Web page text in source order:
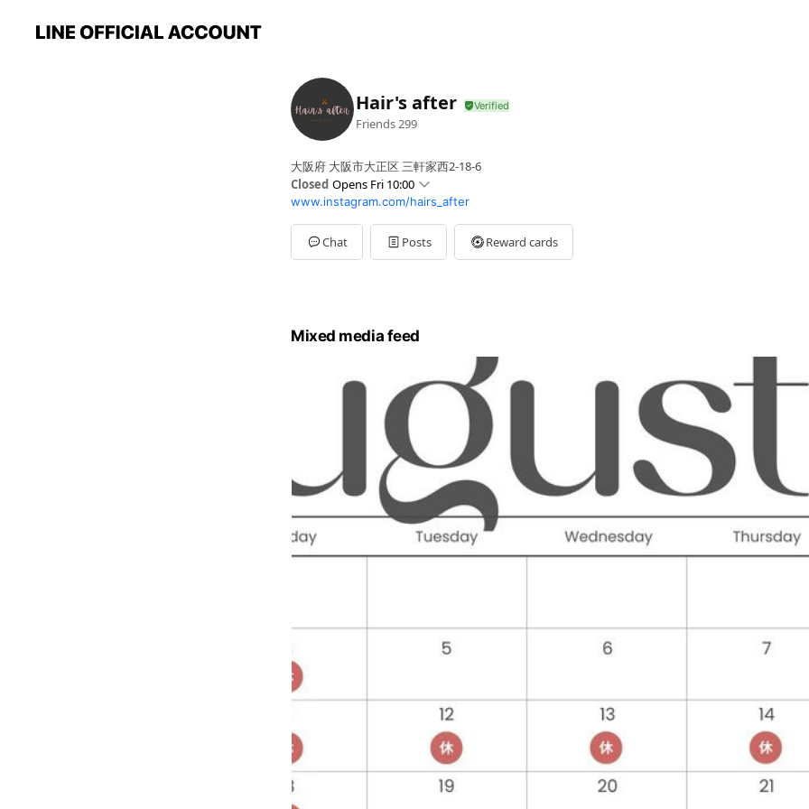
Hair's after
Friends 299
大阪府 大阪市大正区 三軒家西2-18-6
Closed Opens Fri 10:00
Sun10:00 - 19:00
MonClosed
Tue10:00 - 19:00
Wed10:00 - 19:00
www.instagram.com/hairs_after
Chat Posts Reward cards
Mixed media feed